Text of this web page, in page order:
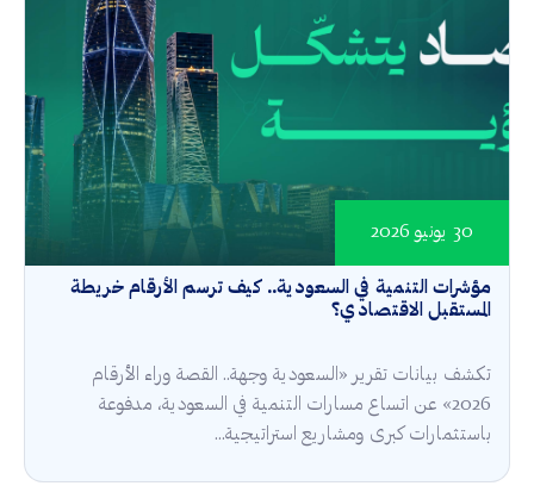
مؤشرات التنمية في السعودية.. كيف ترسم الأرقام خريطة
المستقبل الاقتصادي؟
30 يونيو 2026
تكشف بيانات تقرير «السعودية وجهة.. القصة وراء الأرقام
2026» عن اتساع مسارات التنمية في السعودية، مدفوعة
باستثمارات كبرى ومشاريع استراتيجية...